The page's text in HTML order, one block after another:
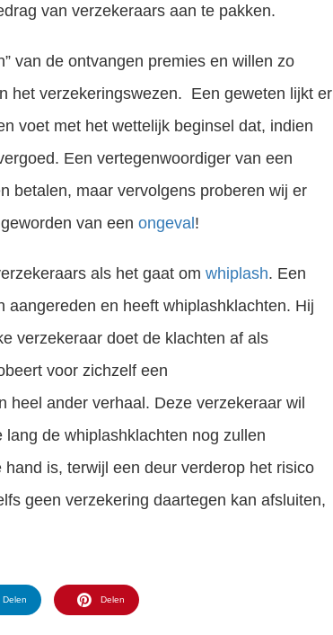
van verzekeraars aan te pakken.
van de ontvangen premies en willen zo
het verzekeringswezen. Een geweten lijkt er
voet met het wettelijk beginsel dat, indien
Een vertegenwoordiger van een
betalen, maar vervolgens proberen wij er
van een ongeval!
als het gaat om whiplash. Een
en heeft whiplashklachten. Hij
verzekeraar doet de klachten af als
voor zichzelf een
heel ander verhaal. Deze verzekeraar wil
de whiplashklachten nog zullen
is, terwijl een deur verderop het risico
geen verzekering daartegen kan afsluiten,
Delen Delen